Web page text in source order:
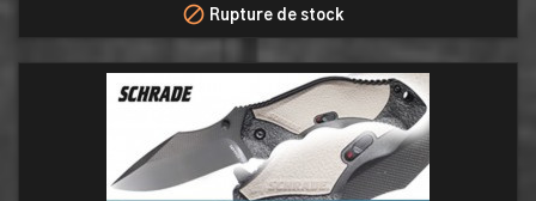
 Rupture de stock